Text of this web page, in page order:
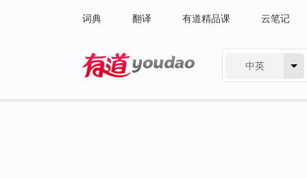
词典 翻译 有道精品课 云笔记
中英